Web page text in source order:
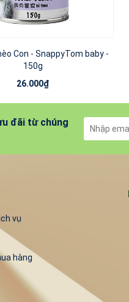
Con - SnappyTom baby -
150g
26.000₫
đãi từ chúng
vụ
hàng